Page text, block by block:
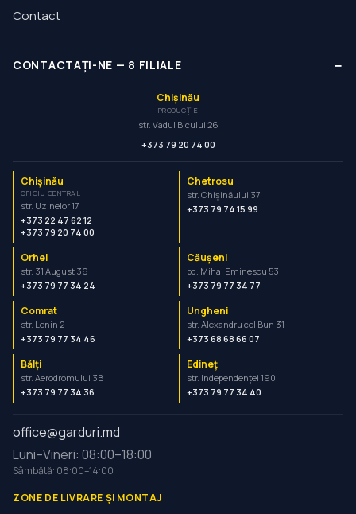
Contact
CONTACTAȚI-NE — 8 FILIALE −
Chișinău
PRODUCȚIE
str. Vadul Bicului 26
+373 79 20 74 00
Chișinău
OFICIU CENTRAL
str. Uzinelor 17
+373 22 47 62 12
+373 79 20 74 00
Chetrosu
str. Chișinăului 37
+373 79 74 15 99
Orhei
str. 31 August 36
+373 79 77 34 24
Căușeni
bd. Mihai Eminescu 53
+373 79 77 34 77
Comrat
str. Lenin 2
+373 79 77 34 46
Ungheni
str. Alexandru cel Bun 31
+373 68 68 66 07
Bălți
str. Aerodromului 3B
+373 79 77 34 36
Edineț
str. Independenței 190
+373 79 77 34 40
office@garduri.md
Luni–Vineri: 08:00–18:00
Sâmbătă: 08:00–14:00
ZONE DE LIVRARE ȘI MONTAJ